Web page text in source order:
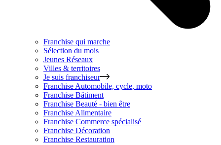
Franchise qui marche
Sélection du mois
Jeunes Réseaux
Villes & territoires
Je suis franchiseur
Franchise Automobile, cycle, moto
Franchise Bâtiment
Franchise Beauté - bien être
Franchise Alimentaire
Franchise Commerce spécialisé
Franchise Décoration
Franchise Restauration